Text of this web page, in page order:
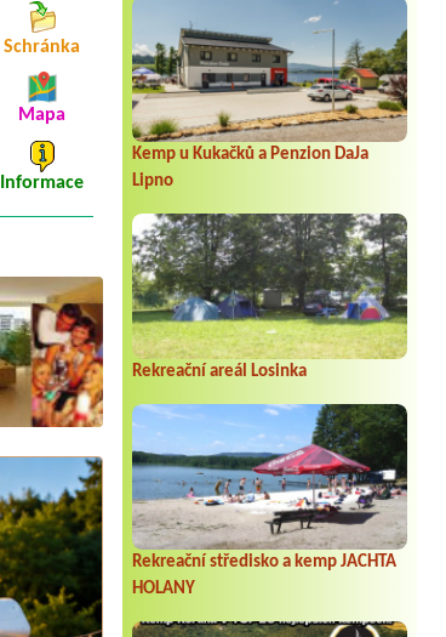
Kemp u Kukačků a Penzion DaJa
Lipno
Rekreační areál Losinka
Rekreační středisko a kemp JACHTA
HOLANY
Schránka
Mapa
Informace